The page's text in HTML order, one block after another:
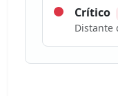
Crítico
Distante